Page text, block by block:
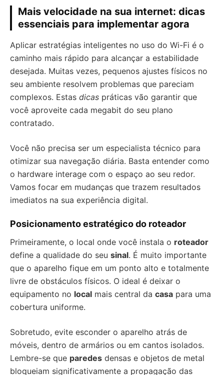
Mais velocidade na sua internet: dicas
essenciais para implementar agora
Aplicar estratégias inteligentes no uso do Wi-Fi é o
caminho mais rápido para alcançar a estabilidade
desejada. Muitas vezes, pequenos ajustes físicos no
seu ambiente resolvem problemas que pareciam
complexos. Estas dicas práticas vão garantir que
você aproveite cada megabit do seu plano
contratado.
Você não precisa ser um especialista técnico para
otimizar sua navegação diária. Basta entender como
o hardware interage com o espaço ao seu redor.
Vamos focar em mudanças que trazem resultados
imediatos na sua experiência digital.
Posicionamento estratégico do roteador
Primeiramente, o local onde você instala o roteador
define a qualidade do seu sinal. É muito importante
que o aparelho fique em um ponto alto e totalmente
livre de obstáculos físicos. O ideal é deixar o
equipamento no local mais central da casa para uma
cobertura uniforme.
Sobretudo, evite esconder o aparelho atrás de
móveis, dentro de armários ou em cantos isolados.
Lembre-se que paredes densas e objetos de metal
bloqueiam significativamente a propagação das